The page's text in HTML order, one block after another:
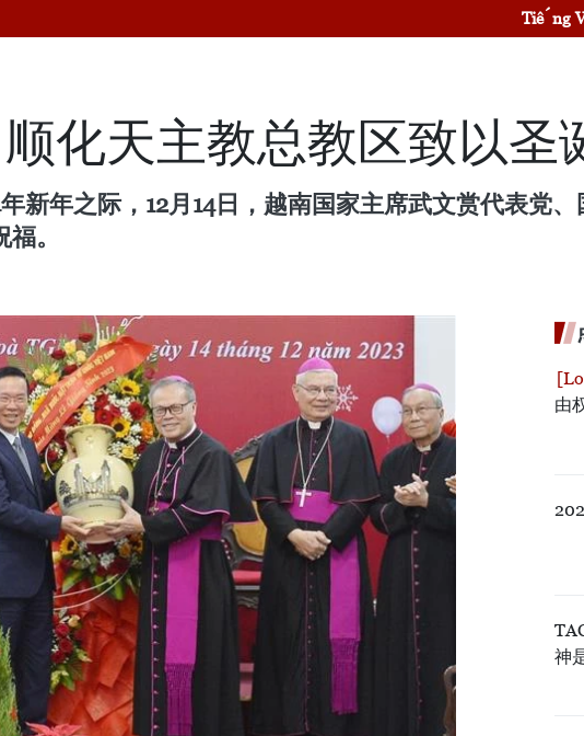
Tiếng
化天主教总教区致以圣
新年之际，12月14日，越南国家主席武文赏代表党
。
由
神